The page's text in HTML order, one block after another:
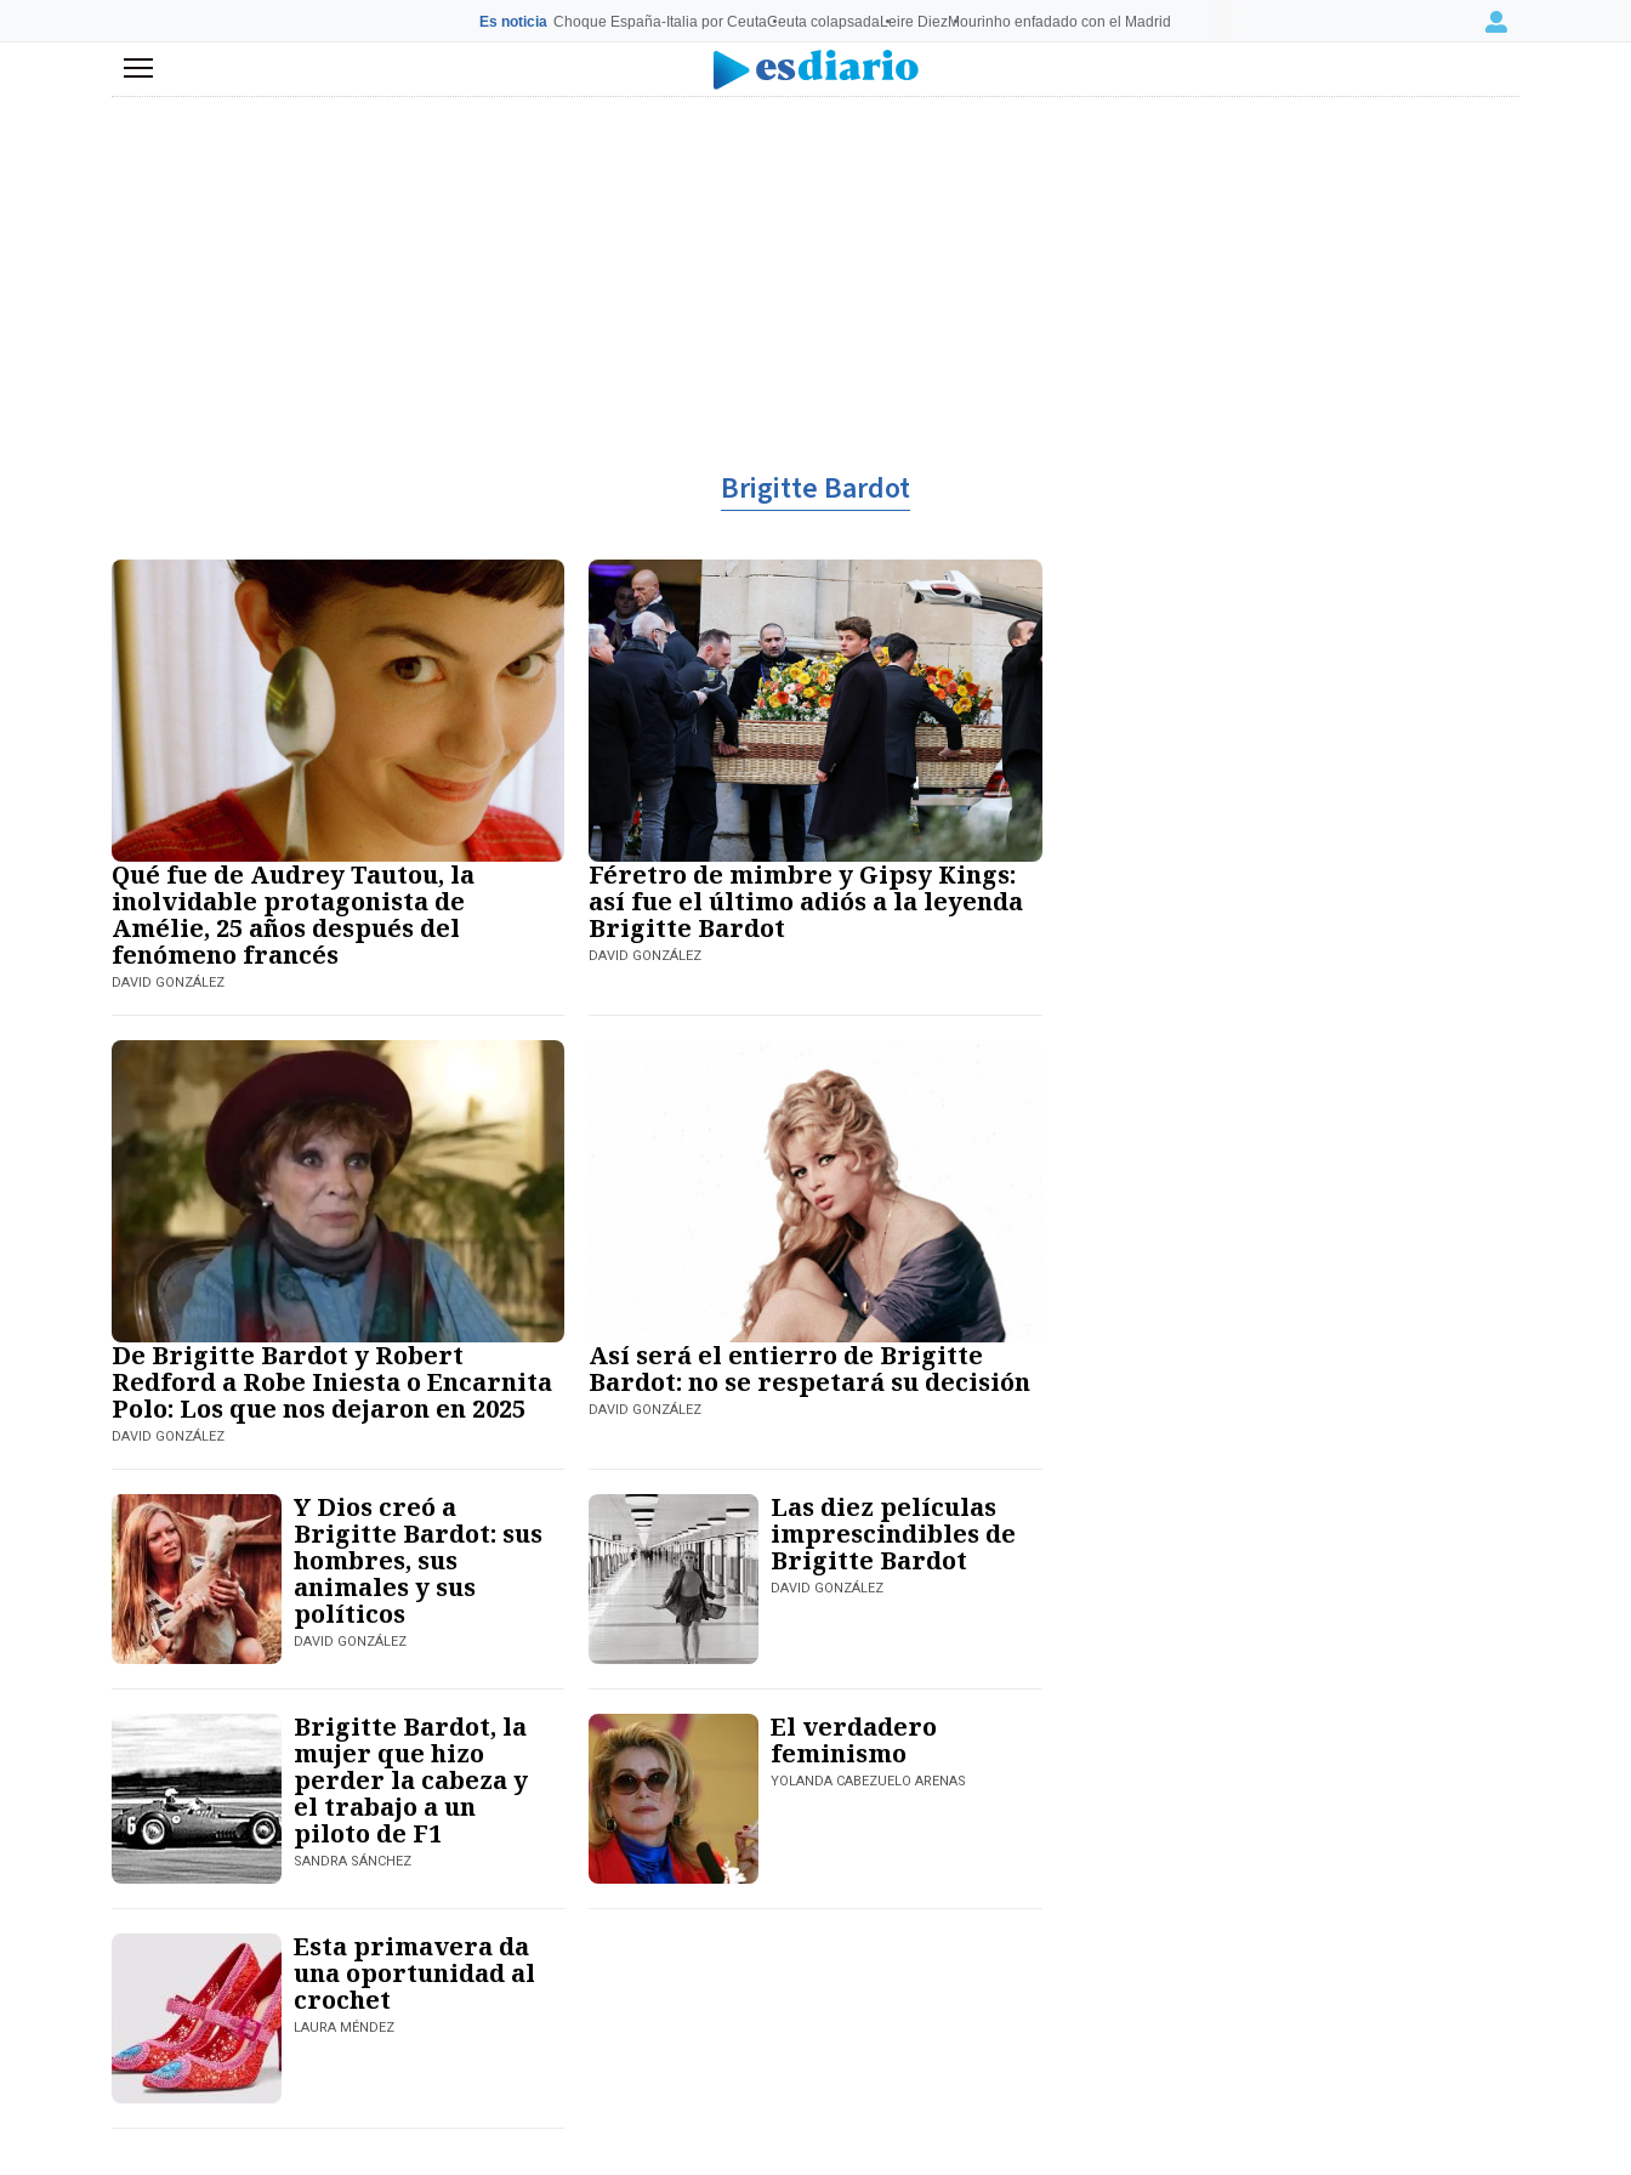
Es noticia Choque España-Italia por CeutaCeuta colapsadaLeire DiezMourinho enfadado con el Madrid Login
Menú
Brigitte Bardot
Qué fue de Audrey Tautou, la
inolvidable protagonista de
Amélie, 25 años después del
fenómeno francés
DAVID GONZÁLEZ
Féretro de mimbre y Gipsy Kings:
así fue el último adiós a la leyenda
Brigitte Bardot
DAVID GONZÁLEZ
De Brigitte Bardot y Robert
Redford a Robe Iniesta o Encarnita
Polo: Los que nos dejaron en 2025
DAVID GONZÁLEZ
Así será el entierro de Brigitte
Bardot: no se respetará su decisión
DAVID GONZÁLEZ
Y Dios creó a
Brigitte Bardot: sus
hombres, sus
animales y sus
políticos
DAVID GONZÁLEZ
Las diez películas
imprescindibles de
Brigitte Bardot
DAVID GONZÁLEZ
Brigitte Bardot, la
mujer que hizo
perder la cabeza y
el trabajo a un
piloto de F1
SANDRA SÁNCHEZ
El verdadero
feminismo
YOLANDA CABEZUELO ARENAS
Esta primavera da
una oportunidad al
crochet
LAURA MÉNDEZ